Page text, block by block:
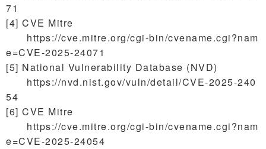
71
[4] CVE Mitre
https://cve.mitre.org/cgi-bin/cvename.cgi?nam
e=CVE-2025-24071
[5] National Vulnerability Database (NVD)
https://nvd.nist.gov/vuln/detail/CVE-2025-240
54
[6] CVE Mitre
https://cve.mitre.org/cgi-bin/cvename.cgi?nam
e=CVE-2025-24054